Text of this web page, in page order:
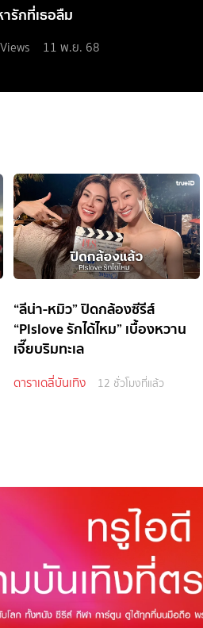
รักที่เธอลืม
Views 11 พ.ย. 68
“ลีน่า-หมิว” ปิดกล้องซีรีส์
“Plslove รักได้ไหม” เบื้องหวาน
เจี๊ยบริมทะเล
ดาราเดลี่บันเทิง 12 ชั่วโมงที่แล้ว